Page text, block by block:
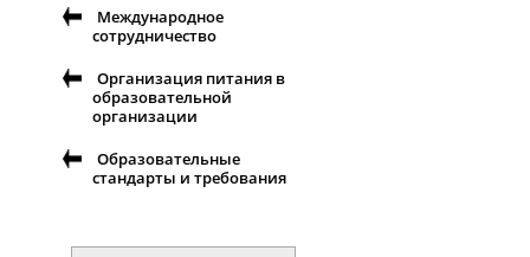
Международное
сотрудничество
Организация питания в
образовательной
организации
Образовательные
стандарты и требования